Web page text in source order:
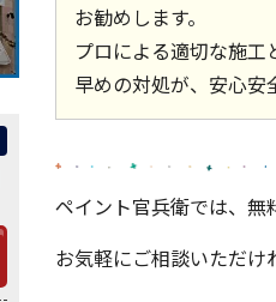
お勧めします。
プロによる適切な施工
早めの対処が、安心安
ペイント官兵衛では、無
お気軽にご相談いただけ